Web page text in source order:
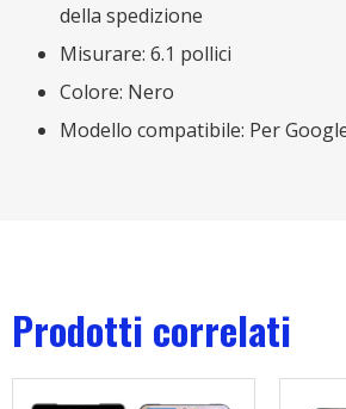
della spedizione
Misurare: 6.1 pollici
Colore: Nero
Modello compatibile: Per
Prodotti correlati